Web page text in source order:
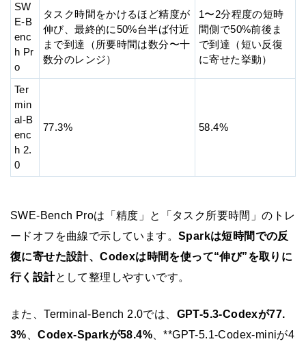
SW
E-B
enc
h Pr
o
タスク時間をかけるほど精度が
伸び、最終的に50%台半ば付近
まで到達（所要時間は数分〜十
数分のレンジ）
1〜2分程度の短時
間側で50%前後ま
で到達（短い反復
に寄せた挙動）
Ter
min
al-B
enc
h 2.
0
77.3% 58.4%
SWE-Bench Proは「精度」と「タスク所要時間」のトレ
ードオフを曲線で示しています。 Sparkは短時間での反
復に寄せた設計、Codexは時間を使って“伸び”を取りに
行く設計として整理しやすいです。
また、Terminal-Bench 2.0では、 GPT-5.3-Codexが77.
3% 、Codex-Sparkが58.4% 、**GPT-5.1-Codex-miniが4